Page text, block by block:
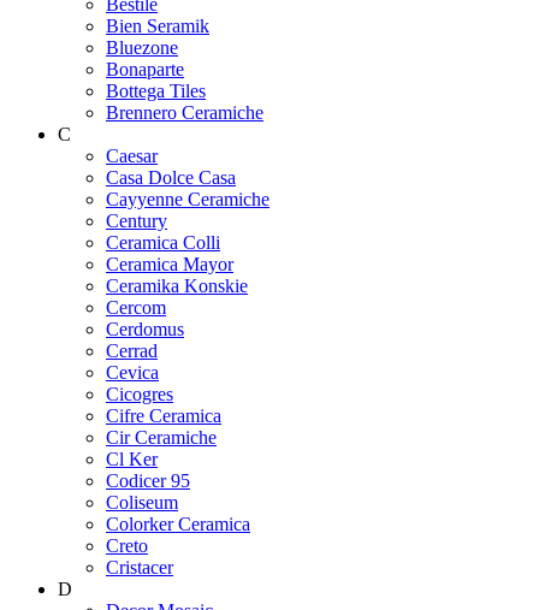
Bien Seramik
Bluezone
Bonaparte
Bottega Tiles
Brennero Ceramiche
C
Caesar
Casa Dolce Casa
Cayyenne Ceramiche
Century
Ceramica Colli
Ceramica Mayor
Ceramika Konskie
Cercom
Cerdomus
Cerrad
Cevica
Cicogres
Cifre Ceramica
Cir Ceramiche
Cl Ker
Codicer 95
Coliseum
Colorker Ceramica
Creto
Cristacer
D